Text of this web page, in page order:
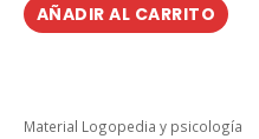
de
5 AÑADIR AL CARRITO
Material Logopedia y psicología